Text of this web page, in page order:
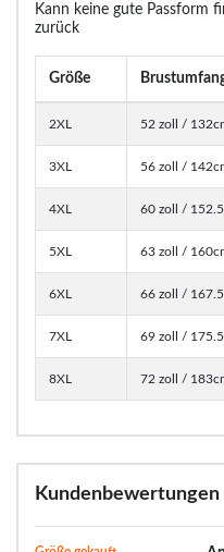
Kann keine gute Passform
zurück
Größe
2XL 52 zoll /
3XL 56 zoll /
4XL 60 zoll /
5XL 63 zoll /
6XL 66 zoll /
7XL 69 zoll /
8XL 72 zoll /
Kundenbewertungen